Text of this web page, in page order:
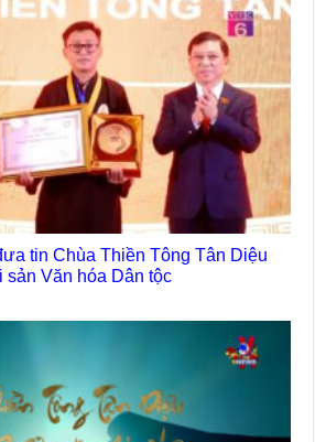
tin Chùa Thiền Tông Tân Diệu
sản Văn hóa Dân tộc